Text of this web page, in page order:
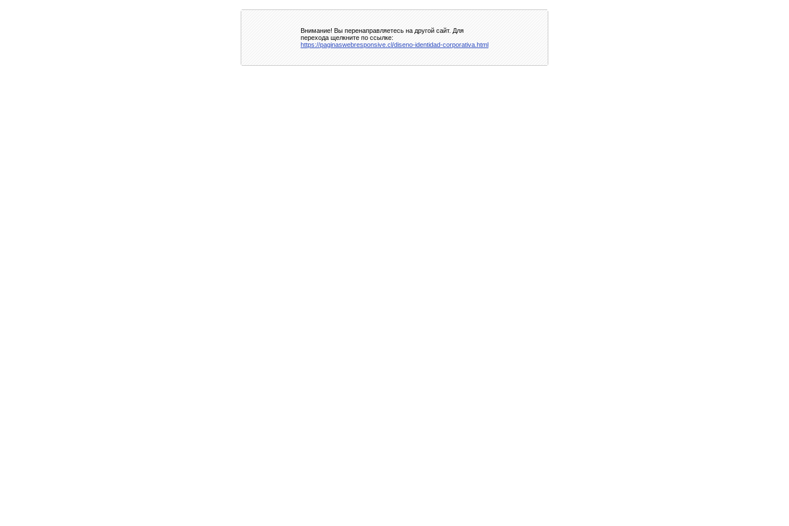
Внимание! Вы перенаправляетесь на другой сайт. Для
перехода щелкните по ссылке:
https://paginaswebresponsive.cl/diseno-identidad-corporativa.html